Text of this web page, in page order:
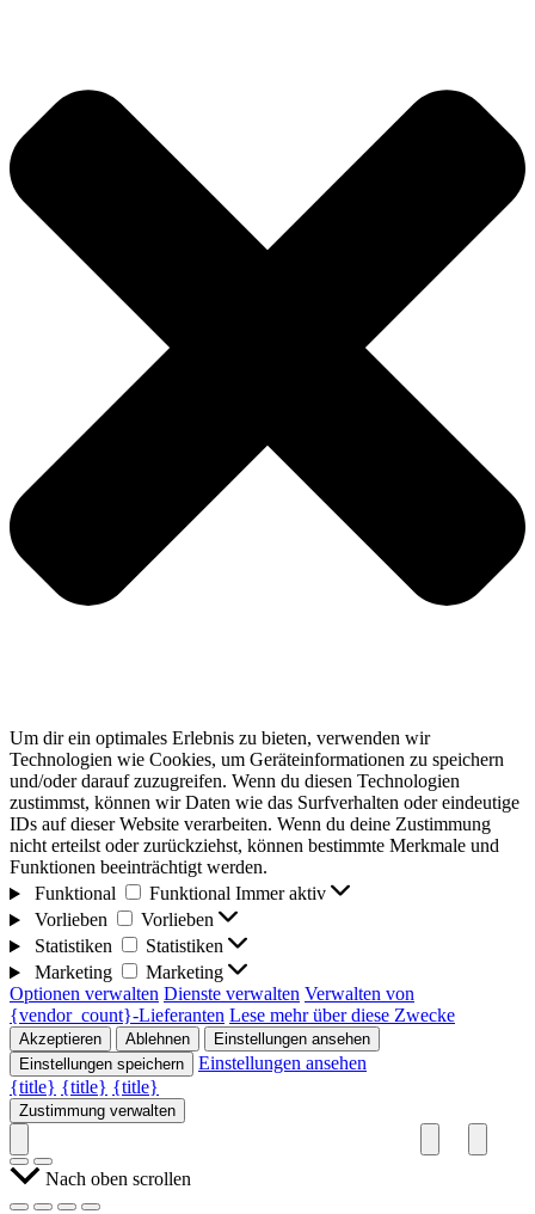
Um dir ein optimales Erlebnis zu bieten, verwenden wir
Technologien wie Cookies, um Geräteinformationen zu speichern
und/oder darauf zuzugreifen. Wenn du diesen Technologien
zustimmst, können wir Daten wie das Surfverhalten oder eindeutige
IDs auf dieser Website verarbeiten. Wenn du deine Zustimmung
nicht erteilst oder zurückziehst, können bestimmte Merkmale und
Funktionen beeinträchtigt werden.
Funktional
Funktional Immer aktiv
Vorlieben
Vorlieben
Statistiken
Statistiken
Marketing
Marketing
Optionen verwalten Dienste verwalten Verwalten von
{vendor_count}-Lieferanten Lese mehr über diese Zwecke
Akzeptieren Ablehnen
Einstellungen ansehen
Einstellungen speichern
Einstellungen ansehen
{title} {title} {title}
Zustimmung verwalten
Nach oben scrollen